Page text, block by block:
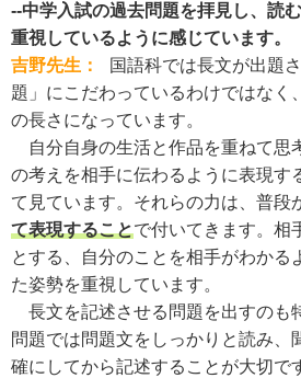
--中学入試の過去問題を拝見し、読
重視しているように感じています。
吉野先生：
国語科では長文が出題
題」にこだわっているわけではなく
の長さになっています。
自分自身の生活と作品を重ねて思
の考えを相手に伝わるように表現す
て見ています。それらの力は、普段
て表現することで付いてきます。相
とする、自分のことを相手がわかる
た姿勢を重視しています。
長文を記述させる問題を出すのも
問題では問題文をしっかりと読み、
確にしてから記述することが大切で